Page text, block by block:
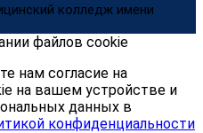
колледж имени
файлов cookie
нам согласие на
на вашем устройстве и
данных в
конфиденциальности